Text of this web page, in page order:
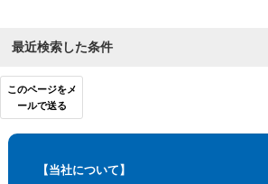
最近検索した条件
このページをメ
ールで送る
【当社について】